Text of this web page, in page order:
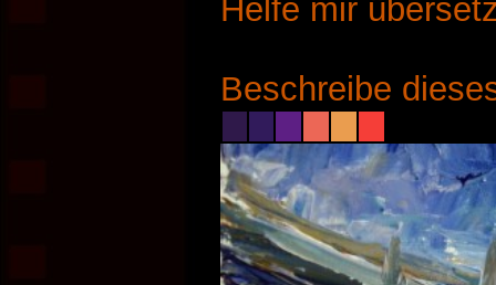
Helfe mir
Beschreibe